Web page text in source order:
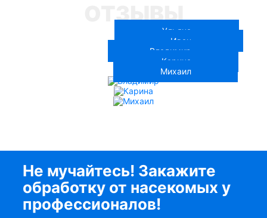
ОТЗЫВЫ
Ульяна
Иван
Владимир
Карина
Михаил
Не мучайтесь! Закажите
обработку от насекомых у
профессионалов!